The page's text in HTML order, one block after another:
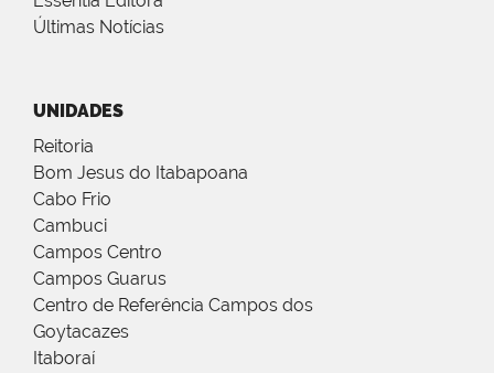
Últimas Notícias
UNIDADES
Reitoria
Bom Jesus do Itabapoana
Cabo Frio
Cambuci
Campos Centro
Campos Guarus
Centro de Referência Campos dos
Goytacazes
Itaboraí